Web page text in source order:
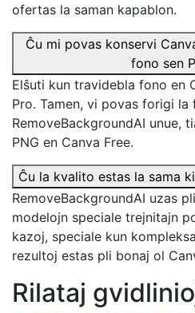
ofertas la saman kapablon.
Ĉu mi povas konservi
fono sen
Elŝuti kun travidebla fono en
Pro. Tamen, vi povas forigi la
RemoveBackgroundAI unue,
PNG en Canva Free.
Ĉu la kvalito estas la sama
RemoveBackgroundAI uzas
modelojn speciale trejnitajn
kazoj, speciale kun
rezultoj estas pli bonaj ol
Rilataj